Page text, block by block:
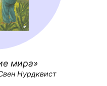
мира
Нурдквист